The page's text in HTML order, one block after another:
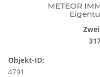
METEOR
Objekt-ID:
4791